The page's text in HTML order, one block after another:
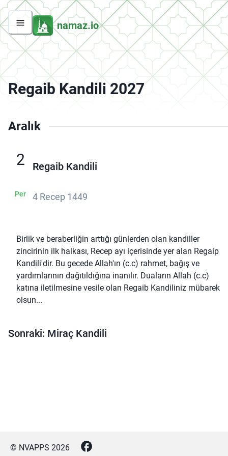
namaz.io
Regaib Kandili 2027
Aralık
2
Per
Regaib Kandili
4 Recep 1449
Birlik ve beraberliğin arttığı günlerden olan kandiller
zincirinin ilk halkası, Recep ayı içerisinde yer alan Regaip
Kandili'dir. Bu gecede Allah'ın (c.c) rahmet, bağış ve
yardımlarının dağıtıldığına inanılır. Duaların Allah (c.c)
katına iletilmesine vesile olan Regaib Kandiliniz mübarek
olsun...
Sonraki: Miraç Kandili
© NVAPPS 2026